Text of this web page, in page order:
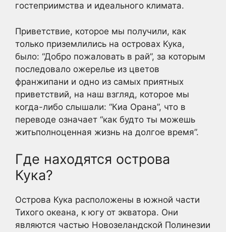
гостеприимства и идеального климата.
Приветствие, которое мы получили, как
только приземлились на островах Кука,
было: “Добро пожаловать в рай”, за которым
последовало ожерелье из цветов
франжипани и одно из самых приятных
приветствий, на наш взгляд, которое мы
когда-либо слышали: “Киа Орана”, что в
переводе означает “как будто ты можешь
житьполноценная жизнь на долгое время”.
Где находятся острова
Кука?
Острова Кука расположены в южной части
Тихого океана, к югу от экватора. Они
являются частью Новозеландской Полинезии